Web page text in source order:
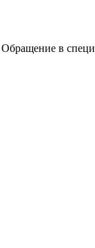
Обращение в